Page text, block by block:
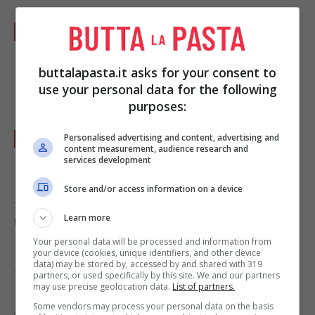
Ora distribuite i quarti di uova sulle
bruschette, spolverizzate con scaglie di
grana, del pepe nero macinato fresco e
dell’erba cipollina.
Completate con qualche goccia di aceto
balsamico e servite.
A piacere potete aggiungere cipolla di tropea
tagliata finemente.
Foto diZoryana Ivchenko
buttalapasta.it asks for your consent to
use your personal data for the following
purposes:
Personalised advertising and content, advertising and
content measurement, audience research and
services development
Store and/or access information on a device
Learn more
Your personal data will be processed and information from
your device (cookies, unique identifiers, and other device
data) may be stored by, accessed by and shared with 319
partners, or used specifically by this site. We and our partners
may use precise geolocation data. List of partners.
Some vendors may process your personal data on the basis